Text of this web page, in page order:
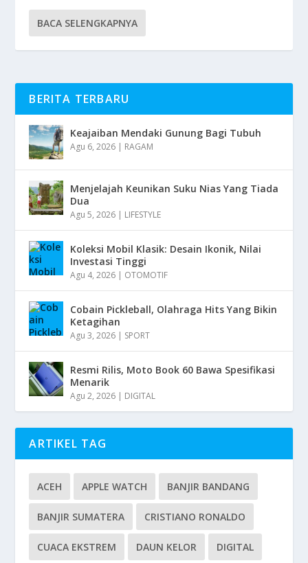
BACA SELENGKAPNYA
BERITA TERBARU
Keajaiban Mendaki Gunung Bagi Tubuh
Agu 6, 2026 | RAGAM
Menjelajah Keunikan Suku Nias Yang Tiada
Dua
Agu 5, 2026 | LIFESTYLE
Koleksi Mobil Klasik: Desain Ikonik, Nilai
Investasi Tinggi
Agu 4, 2026 | OTOMOTIF
Cobain Pickleball, Olahraga Hits Yang Bikin
Ketagihan
Agu 3, 2026 | SPORT
Resmi Rilis, Moto Book 60 Bawa Spesifikasi
Menarik
Agu 2, 2026 | DIGITAL
ARTIKEL TAG
ACEH APPLE WATCH BANJIR BANDANG
BANJIR SUMATERA CRISTIANO RONALDO
CUACA EKSTREM DAUN KELOR DIGITAL